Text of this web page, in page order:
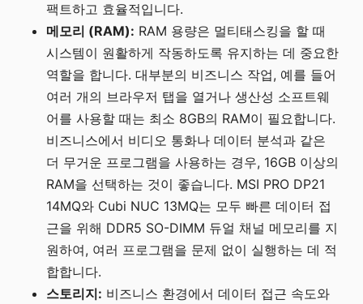
팩트하고 효율적입니다.
메모리 (RAM): RAM 용량은 멀티태스킹을 할 때
시스템이 원활하게 작동하도록 유지하는 데 중요한
역할을 합니다. 대부분의 비즈니스 작업, 예를 들어
여러 개의 브라우저 탭을 열거나 생산성 소프트웨
어를 사용할 때는 최소 8GB의 RAM이 필요합니다.
비즈니스에서 비디오 통화나 데이터 분석과 같은
더 무거운 프로그램을 사용하는 경우, 16GB 이상의
RAM을 선택하는 것이 좋습니다. MSI PRO DP21
14MQ와 Cubi NUC 13MQ는 모두 빠른 데이터 접
근을 위해 DDR5 SO-DIMM 듀얼 채널 메모리를 지
원하여, 여러 프로그램을 문제 없이 실행하는 데 적
합합니다.
스토리지: 비즈니스 환경에서 데이터 접근 속도와